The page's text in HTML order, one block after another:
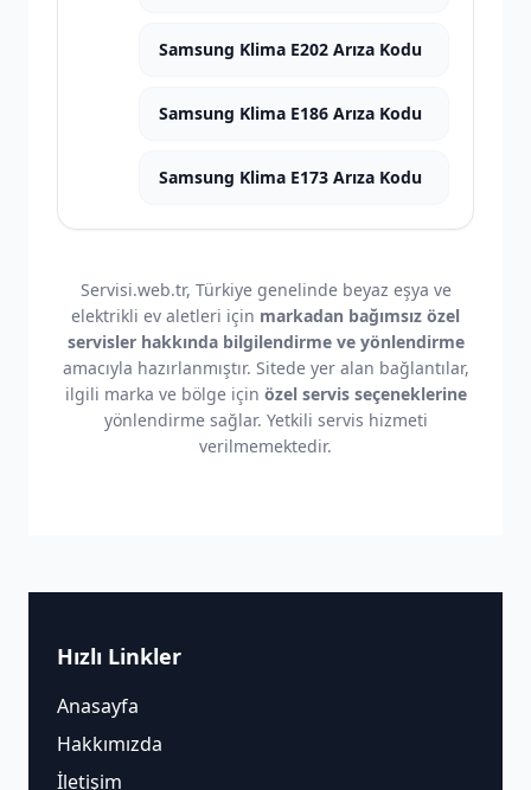
Samsung Klima E202 Arıza Kodu
Samsung Klima E186 Arıza Kodu
Samsung Klima E173 Arıza Kodu
Servisi.web.tr, Türkiye genelinde beyaz eşya ve
elektrikli ev aletleri için markadan bağımsız özel
servisler hakkında bilgilendirme ve yönlendirme
amacıyla hazırlanmıştır. Sitede yer alan bağlantılar,
ilgili marka ve bölge için özel servis seçeneklerine
yönlendirme sağlar. Yetkili servis hizmeti
verilmemektedir.
Hızlı Linkler
Anasayfa
Hakkımızda
İletişim